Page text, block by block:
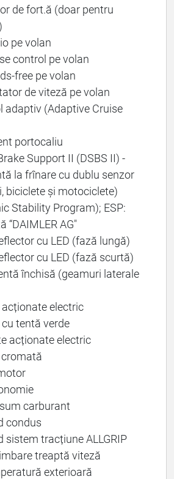
de fort.ă (doar pentru
pe volan
control pe volan
free pe volan
de viteză pe volan
adaptiv (Adaptive Cruise
portocaliu
Support II (DSBS II) -
la frînare cu dublu senzor
biciclete și motociclete)
Stability Program); ESP:
“DAIMLER AG"
cu LED (fază lungă)
cu LED (fază scurtă)
închisă (geamuri laterale
electric
tentă verde
acționate electric
carburant
condus
sistem tracțiune ALLGRIP
treaptă viteză
exterioară